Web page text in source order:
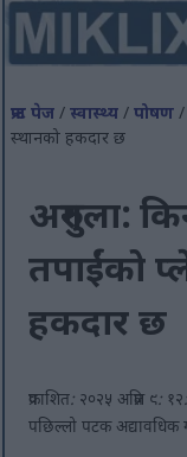
फ्रन्ट पेज/स्वास्थ्य/पोषण/
स्थानको हकदार छ
अरुगुला:
तपाईंको
हकदार छ
प्रकाशित: २०२५ अप्रिल ९:
पछिल्लो पटक